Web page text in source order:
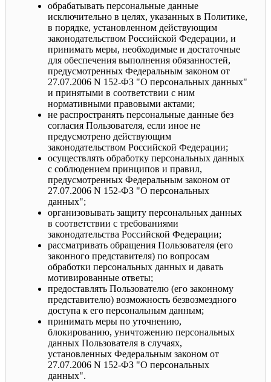
обрабатывать персональные данные
исключительно в целях, указанных в Политике,
в порядке, установленном действующим
законодательством Российской Федерации, и
принимать меры, необходимые и достаточные
для обеспечения выполнения обязанностей,
предусмотренных Федеральным законом от
27.07.2006 N 152-ФЗ "О персональных данных"
и принятыми в соответствии с ним
нормативными правовыми актами;
не распространять персональные данные без
согласия Пользователя, если иное не
предусмотрено действующим
законодательством Российской Федерации;
осуществлять обработку персональных данных
с соблюдением принципов и правил,
предусмотренных Федеральным законом от
27.07.2006 N 152-ФЗ "О персональных
данных";
организовывать защиту персональных данных
в соответствии с требованиями
законодательства Российской Федерации;
рассматривать обращения Пользователя (его
законного представителя) по вопросам
обработки персональных данных и давать
мотивированные ответы;
предоставлять Пользователю (его законному
представителю) возможность безвозмездного
доступа к его персональным данным;
принимать меры по уточнению,
блокированию, уничтожению персональных
данных Пользователя в случаях,
установленных Федеральным законом от
27.07.2006 N 152-ФЗ "О персональных
данных".